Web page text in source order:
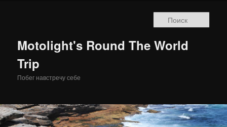
Motolight's Round The World
Trip
Побег навстречу себе